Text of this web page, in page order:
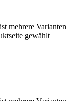
mehrere Varianten
gewählt